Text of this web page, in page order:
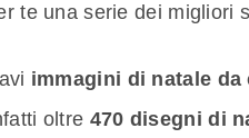
te una serie dei migliori
immagini di natale da
oltre 470 disegni di